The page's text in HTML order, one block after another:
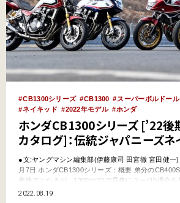
CB1300シリーズ CB1300 スーパーボルドール
ネイキッド
2022年モデル ホンダ
ホンダCB1300シリーズ [’22後
カタログ]：伝統ジャパニーズ
●文:ヤングマシン編集部(伊藤康司 田宮徹 宮田健
月7日 ホンダCB1300シリーズ：概要 弟分の
産終了となるが、1300は’21で見事にユーロ5適合
CBの伝統を繋ぐ。電子制御スロットル化により、ト
2022.08.19